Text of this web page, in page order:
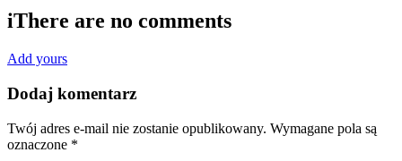
iThere are no comments
Add yours
Dodaj komentarz
Twój adres e-mail nie zostanie opublikowany. Wymagane pola są
oznaczone *